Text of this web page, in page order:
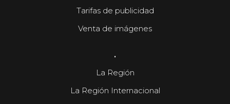
Tarifas de publicidad
Venta de imágenes
.
La Región
La Región Internacional